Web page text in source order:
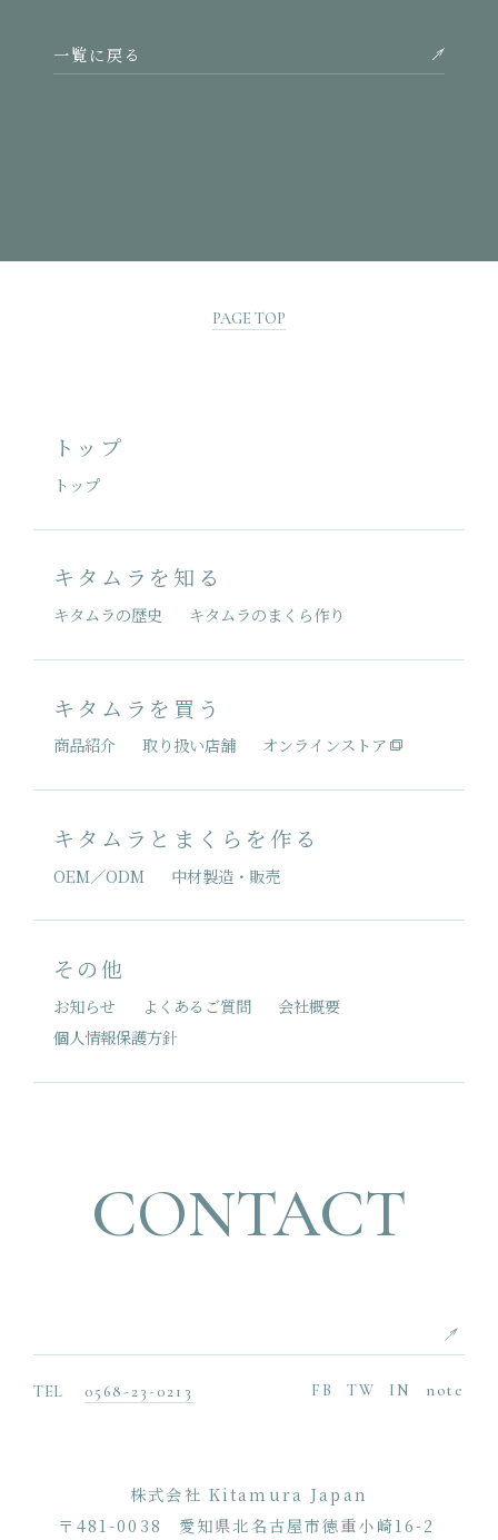
一覧に戻る
PAGE TOP
トップ
トップ
キタムラを知る
キタムラの歴史 キタムラのまくら作り
キタムラを買う
商品紹介 取り扱い店舗 オンラインストア
キタムラとまくらを作る
OEM／ODM 中材製造・販売
その他
お知らせ よくあるご質問
会社概要
個人情報保護方針
CONTACT
TEL 0568-23-0213 FB TW IN note
株式会社 Kitamura Japan
〒481-0038
愛知県北名古屋市徳重小崎16-2